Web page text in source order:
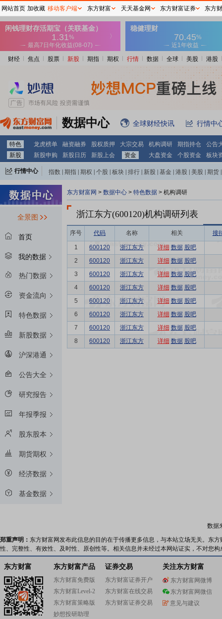
财经 焦点 股票 新股 期指 期权 行情 数据 全球 美股 港股
数据中心 全球财经快讯 行情中
特色 龙虎榜单 融资融券 股权质押 大宗交易 机构调研 期指持仓
公告
新股
新股申购 新股日历 新股上会 资金 大盘资金 个股资金 板块
行情中心 指数 期指 期权 个股 板块 排行 新股 基金 港股 美股 期货
全景图
首页
我的数据
热门数据
资金流向
特色数据
新股数据
沪深港通
公告大全
研究报告
年报季报
股东股本
期货期权
经济数据
基金数据
东方财富网 > 数据中心 > 特色数据 > 机构调研
浙江东方(600120)机构调研列表
序号 代码 名称 相关 接
1 600120 浙江东方 详细 数据 股吧
2
600120 浙江东方 详细 数据 股吧
3
600120 浙江东方 详细 数据 股吧
4
600120 浙江东方 详细 数据 股吧
5
600120 浙江东方 详细 数据 股吧
6
600120 浙江东方 详细 数据 股吧
7
600120 浙江东方 详细 数据 股吧
8
600120 浙江东方 详细 数据 股吧
数据
郑重声明： 东方财富网发布此信息的目的在于传播更多信息，与本站立场无关。东
性、完整性、有效性、及时性、原创性等。相关信息并未经过本网站证实，不对您
东方财富 东方财富产品
东方财富免费版
东方财富Level-2
东方财富策略版
妙想投研助理
证券交易
东方财富证券开户
东方财富在线交易
东方财富证券交易
关注东方财富
东方财富网微博
东方财富网微信
意见与建议
网站首页 加收藏 移动客户端 东方财富 天天基金网 东方财富证券 东方